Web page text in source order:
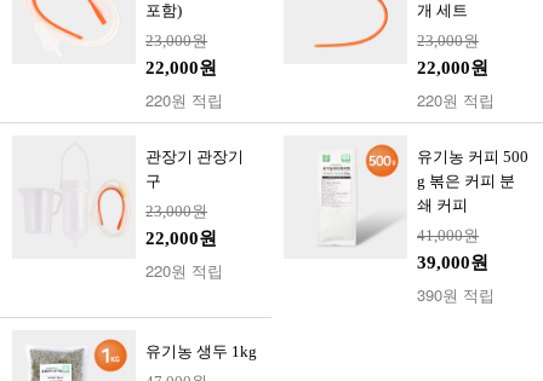
포함)
23,000원
22,000원
220원 적립
개 세트
23,000원
22,000원
220원 적립
관장기 관장기
구
23,000원
22,000원
220원 적립
유기농 커피 500
g 볶은 커피 분
쇄 커피
41,000원
39,000원
390원 적립
유기농 생두 1kg